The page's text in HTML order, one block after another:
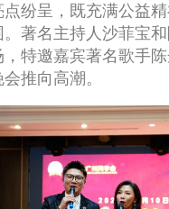
纷呈，既充满公益
著名主持人沙菲宝
特邀嘉宾著名歌手
推向高潮。